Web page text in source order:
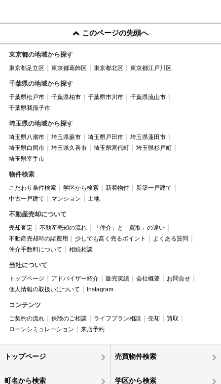
このページの先頭へ
東京都の地域から探す
東京都足立区 東京都葛飾区 東京都北区 東京都江戸川区
千葉県の地域から探す
千葉県松戸市 千葉県柏市 千葉県市川市
千葉県流山市
千葉県我孫子市
埼玉県の地域から探す
埼玉県八潮市 埼玉県蕨市 埼玉県戸田市
埼玉県蓮田市
埼玉県白岡市
埼玉県久喜市 埼玉県宮代町
埼玉県杉戸町
埼玉県幸手市
物件検索
こだわり条件検索 学区から検索 新着物件
新築一戸建て
中古一戸建て
マンション 土地
不動産売却について
売却査定 不動産売却の流れ
「仲介」と「買取」の違い
不動産売却時の諸費用
少しでも高く売るポイント
よくある質問
仲介手数料について
相続相談
当社について
トップページ アドバイザー紹介 販売実績 会社概要
お問合せ
個人情報の取扱いについて
Instagram
コンテンツ
ご契約の流れ 保険のご相談 ライフプラン相談 売却
買取
ローンシミュレーション
来店予約
トップページ 売買物件検索
町名から検索 学区から検索